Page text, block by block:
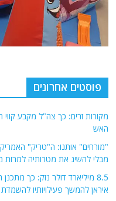
פוסטים אחרונים
מקורות זרים: כך צה"ל מקבע
האש
"מורחים" אותנו: ה"טריק"
מבלי להשיג את מטרותיה
8.5 מיליארד דולר נזק: כך
איראן להמשך פעילויותיו